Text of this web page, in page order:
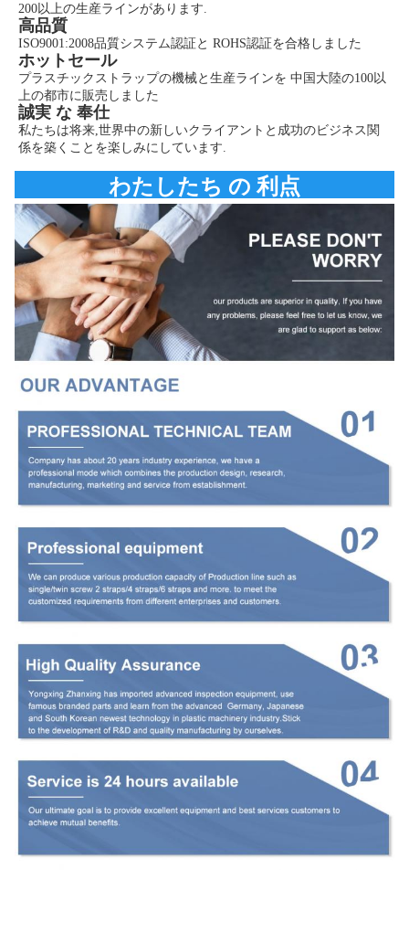
200以上の生産ラインがあります.
高品質
ISO9001:2008品質システム認証と ROHS認証を合格しました
ホットセール
プラスチックストラップの機械と生産ラインを 中国大陸の100以
上の都市に販売しました
誠実 な 奉仕
私たちは将来,世界中の新しいクライアントと成功のビジネス関
係を築くことを楽しみにしています.
わたしたち の 利点